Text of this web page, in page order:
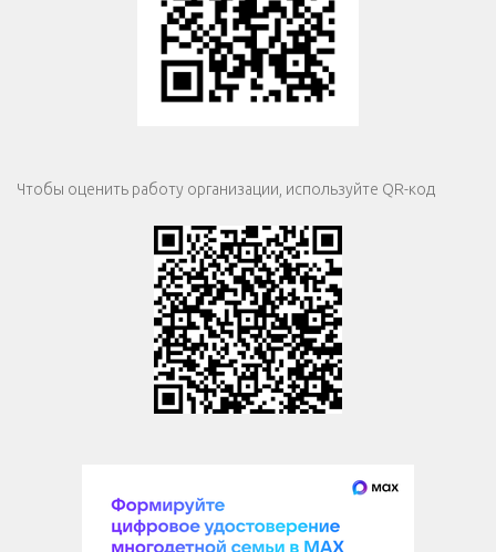
Чтобы оценить работу организации, используйте QR-код